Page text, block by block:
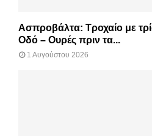
Ασπροβάλτα: Τροχαίο με
Οδό – Ουρές πριν τα...
1 Αυγούστου 2026